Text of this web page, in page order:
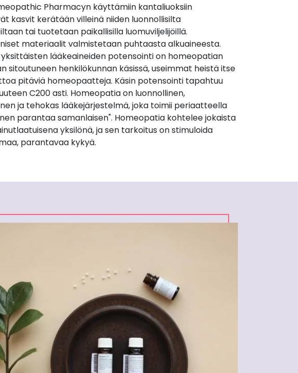
Pharmacyn käyttämiin kantaliuoksiin
kasvit kerätään villeinä niiden luonnollisilta
tai tuotetaan paikallisilla luomuviljelijöillä.
materiaalit valmistetaan puhtaasta alkuaineesta.
yksittäisten lääkeaineiden potensointi on homeopatian
sitoutuneen henkilökunnan käsissä, useimmat heistä itse
pitäviä homeopaatteja. Käsin potensointi tapahtuu
C200 asti. Homeopatia on luonnollinen,
ja tehokas lääkejärjestelmä, joka toimii periaatteella
parantaa samanlaisen". Homeopatia kohtelee jokaista
yksilönä, ja sen tarkoitus on stimuloida
parantavaa kykyä.